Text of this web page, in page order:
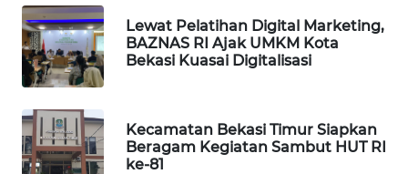
Lewat Pelatihan Digital Marketing,
BAZNAS RI Ajak UMKM Kota
Bekasi Kuasai Digitalisasi
Kecamatan Bekasi Timur Siapkan
Beragam Kegiatan Sambut HUT RI
ke-81
HUMBANG
NEWS
GARONGGANG
FISUELRI
ID